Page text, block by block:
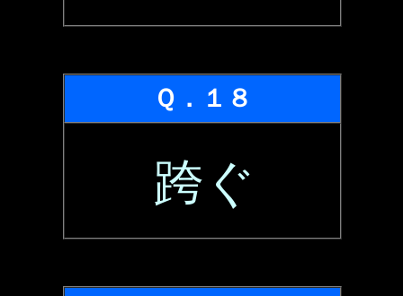
Ｑ．１８
跨ぐ